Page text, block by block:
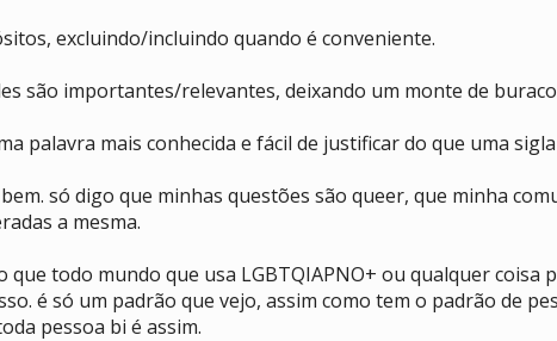
excluindo/incluindo quando é conveniente.
são importantes/relevantes, deixando um monte de
palavra mais conhecida e fácil de justificar do que uma
só digo que minhas questões são queer, que minha
a mesma.
que todo mundo que usa LGBTQIAPNO+ ou qualquer
é só um padrão que vejo, assim como tem o padrão de
pessoa bi é assim.